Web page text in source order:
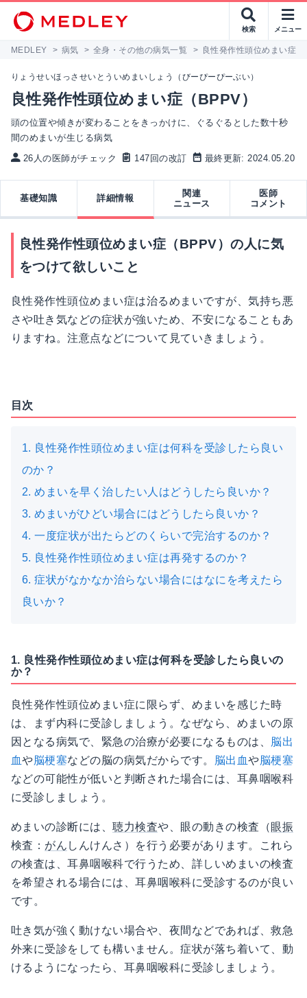
検索 メニュー
MEDLEY > 病気 > 全身・その他の病気一覧 > 良性発作性頭位めまい症
りょうせいほっさせいとういめまいしょう（びーぴーぴーぶい）
良性発作性頭位めまい症（BPPV）
頭の位置や傾きが変わることをきっかけに、ぐるぐるとした数十秒
間のめまいが生じる病気
26人の医師がチェック
147回の改訂 最終更新: 2024.05.20
基礎知識 詳細情報
関連
ニュース
医師
コメント
良性発作性頭位めまい症（BPPV）の人に気
をつけて欲しいこと
良性発作性頭位めまい症は治るめまいですが、気持ち悪
さや吐き気などの症状が強いため、不安になることもあ
りますね。注意点などについて見ていきましょう。
目次
1. 良性発作性頭位めまい症は何科を受診したら良い
のか？
2. めまいを早く治したい人はどうしたら良いか？
3. めまいがひどい場合にはどうしたら良いか？
4. 一度症状が出たらどのくらいで完治するのか？
5. 良性発作性頭位めまい症は再発するのか？
6. 症状がなかなか治らない場合にはなにを考えたら
良いか？
1. 良性発作性頭位めまい症は何科を受診したら良いの
か？
良性発作性頭位めまい症に限らず、めまいを感じた時
は、まず内科に受診しましょう。なぜなら、めまいの原
因となる病気で、緊急の治療が必要になるものは、
脳出
血や 脳梗塞などの脳の病気だからです。 脳出血や 脳梗塞
などの可能性が低いと判断された場合には、耳鼻咽喉科
に受診しましょう。
めまいの診断には、聴力検査や、眼の動きの検査（ 眼振
検査： がん しんけんさ）を行う必要があります。これら
の検査は、耳鼻咽喉科で行うため、詳しいめまいの検査
を希望される場合には、耳鼻咽喉科に受診するのが良い
です。
吐き気が強く動けない場合や、夜間などであれば、救急
外来に受診をしても構いません。症状が落ち着いて、動
けるようになったら、耳鼻咽喉科に受診しましょう。